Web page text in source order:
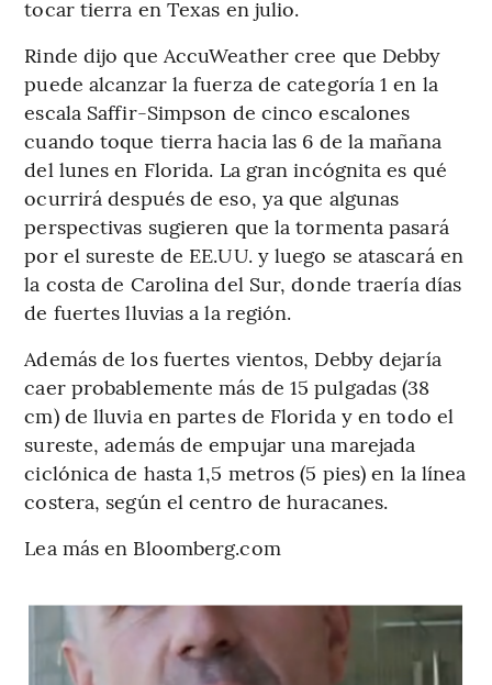
tocar tierra en Texas en julio.
Rinde dijo que AccuWeather cree que Debby
puede alcanzar la fuerza de categoría 1 en la
escala Saffir-Simpson de cinco escalones
cuando toque tierra hacia las 6 de la mañana
del lunes en Florida. La gran incógnita es qué
ocurrirá después de eso, ya que algunas
perspectivas sugieren que la tormenta pasará
por el sureste de EE.UU. y luego se atascará en
la costa de Carolina del Sur, donde traería días
de fuertes lluvias a la región.
Además de los fuertes vientos, Debby dejaría
caer probablemente más de 15 pulgadas (38
cm) de lluvia en partes de Florida y en todo el
sureste, además de empujar una marejada
ciclónica de hasta 1,5 metros (5 pies) en la línea
costera, según el centro de huracanes.
Lea más en Bloomberg.com